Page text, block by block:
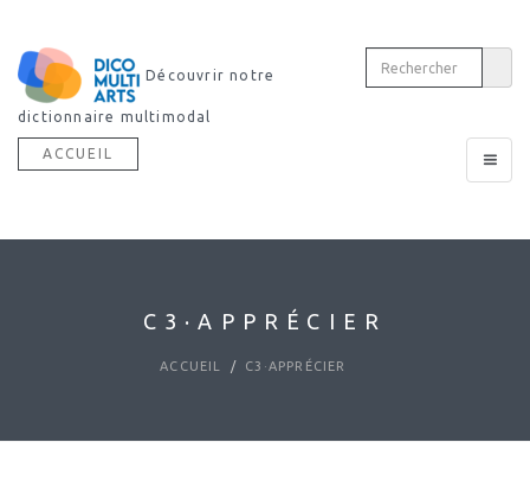
Découvrir notre
dictionnaire multimodal
Toggle
ACCUEIL
C3·APPRÉCIER
ACCUEIL C3·APPRÉCIER